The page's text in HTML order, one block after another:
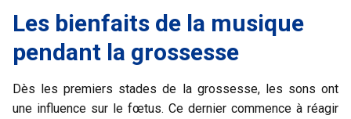
Les bienfaits de la musique
pendant la grossesse
Dès les premiers stades de la grossesse, les sons ont
une influence sur le fœtus. Ce dernier commence à réagir